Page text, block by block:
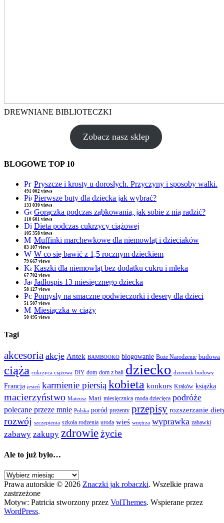
DREWNIANE BIBLIOTECZKI
Zobacz nasz sklep
BLOGOWE TOP 10
Pryszcze i krosty u dorosłych. Przyczyny i sposoby walki.
491 002 views
Pierwsze buty dla dziecka jak wybrać?
133 030 views
Gorączka podczas ząbkowania, jak sobie z nią radzić?
110 601 views
Dieta podczas cukrzycy ciążowej
105 358 views
Muffinki marchewkowe dla niemowląt i dzieciaków
83 107 views
W co się bawić z 1,5 rocznym dzieckiem
79 667 views
Kaszki dla niemowląt bez dodatku cukru i mleka
67 702 views
Jadłospis 13 miesięcznego dziecka
58 127 views
Pomysły na smaczne podwieczorki i desery dla dzieci
51 507 views
Miesiączka w ciąży
50 495 views
Tagi
akcesoria akcje Antek BAMBOOKO blogowanie Boże Narodzenie budowa
ciąża cukrzyca ciążowa DIY dom dom z bali dziecko dziennik budowy
Francja jesień karmienie piersiąkobieta konkurs Kraków książka
macierzyństwo Mateusz Mati miesięcznica moda dziecięca podróże
polecane przeze mnie Polska poród prezenty przepisy rozszerzanie
rozwój szczepienia szkoła rodzenia uroda wieś wnętrza wyprawka zabawki
zabawy zakupy zdrowieżycie
Ale to już było…
Ale
to
już
było…
Prawa autorskie © 2026 Znaczki jak robaczki. Wszelkie prawa
zastrzeżone
Motyw: Patricia stworzony przez VolThemes. Wspierane przez
WordPress.